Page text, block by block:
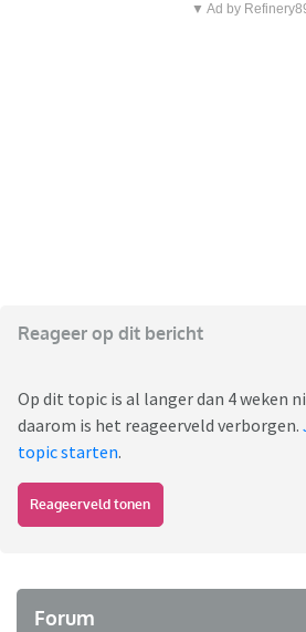
▼ Ad by
Reageer op dit bericht
Op dit topic is al langer dan 4 weken
daarom is het reageerveld verborgen.
topic starten.
Reageerveld tonen
Forum